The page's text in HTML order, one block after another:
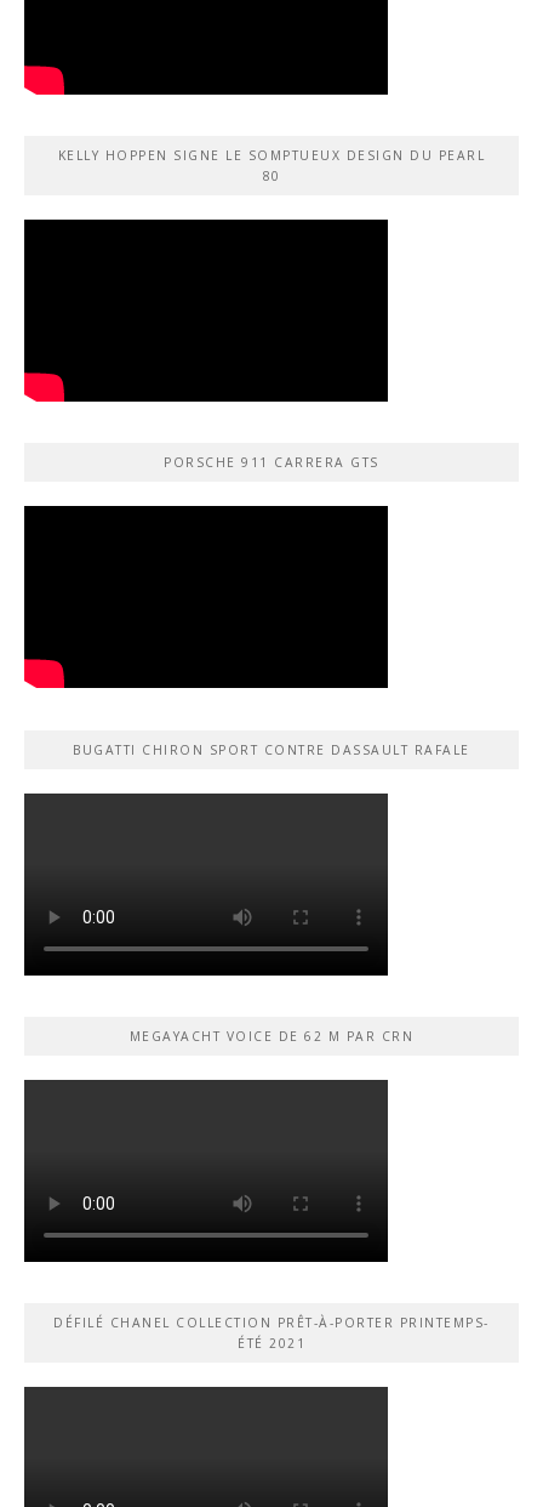
KELLY HOPPEN SIGNE LE SOMPTUEUX DESIGN DU PEARL
80
PORSCHE 911 CARRERA GTS
BUGATTI CHIRON SPORT CONTRE DASSAULT RAFALE
MEGAYACHT VOICE DE 62 M PAR CRN
DÉFILÉ CHANEL COLLECTION PRÊT-À-PORTER PRINTEMPS-
ÉTÉ 2021